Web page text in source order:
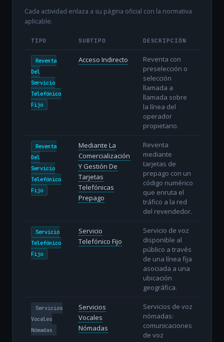
Cada actividad enlaza a su página oficial con la normativa
aplicable.
TIPO SUBTIPO DESCRIPCIÓN
Reventa
Del
Servicio
Telefónico
Fijo
Acceso Indirecto
Reventa con
preselección o
selección
llamada a
llamada sobre
la línea del
operador
propietario.
Reventa
Del
Servicio
Telefónico
Fijo
Mediante La
Comercialización
Y Gestión De
Tarjetas
Telefónicas
Prepago
Reventa
mediante
tarjetas de
prepago con un
código numérico
que enruta el
tráfico a la red
del revendedor.
Servicio
Telefónico
Fijo
Servicio
Telefónico Fijo
Servicio de voz
disponible al
público a través
de una línea fija
asociada a una
ubicación
geográfica.
Servicios
Vocales
Nómadas
Servicios
Vocales
Nómadas
Servicios de voz
nómadas:
comunicaciones
de voz